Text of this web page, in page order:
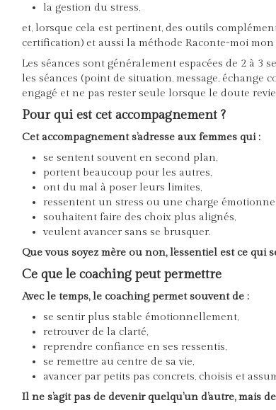
la gestion du stress,
et, lorsque cela est pertinent, des outils
certification) et aussi la méthode Raconte-moi
Les séances sont généralement espacées de 2 à 3
les séances (point de situation, message, échange
engagé et ne pas rester seule lorsque le doute
Pour qui est cet accompagnement ?
Cet accompagnement s’adresse aux femmes qui :
se sentent souvent en second plan,
portent beaucoup pour les autres,
ont du mal à poser leurs limites,
ressentent un stress ou une charge
souhaitent faire des choix plus alignés,
veulent avancer sans se brusquer.
Que vous soyez mère ou non, l’essentiel est ce qui
Ce que le coaching peut permettre
Avec le temps, le coaching permet souvent de :
se sentir plus stable émotionnellement,
retrouver de la clarté,
reprendre confiance en ses ressentis,
se remettre au centre de sa vie,
avancer par petits pas concrets, choisis et
Il ne s’agit pas de devenir quelqu’un d’autre, mais